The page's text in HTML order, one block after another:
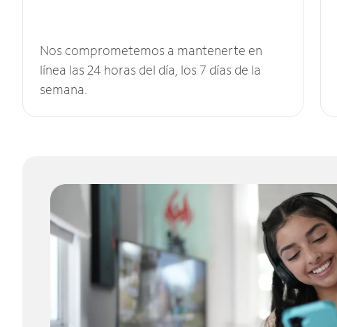
Nos comprometemos a mantenerte en
línea las 24 horas del día, los 7 días de la
semana.